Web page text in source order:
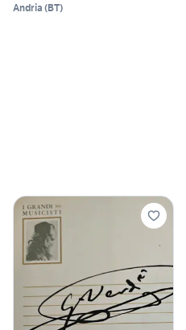
Andria (BT)